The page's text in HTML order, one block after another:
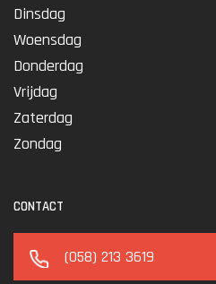
Dinsdag
Woensdag
Donderdag
Vrijdag
Zaterdag
Zondag
CONTACT
(058) 213 3619